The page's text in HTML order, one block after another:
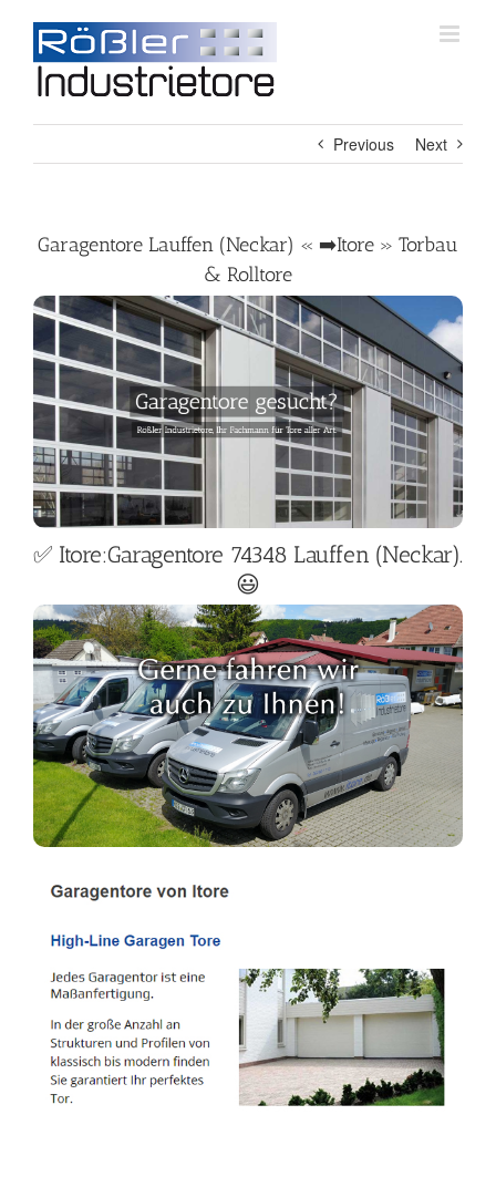
content
Previous Next
Garagentore Lauffen (Neckar) « ➡️Itore » Torbau
& Rolltore
✅ Itore:Garagentore 74348 Lauffen (Neckar).
😃